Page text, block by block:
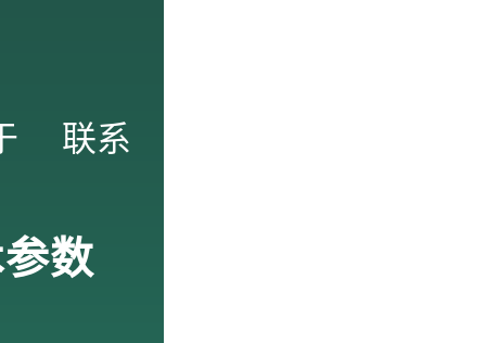
联系
数